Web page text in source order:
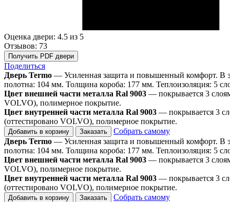
Оценка двери: 4.5 из 5
Отзывов: 73
Получить PDF двери
Поделиться
Дверь Termo — Усиленная защита и повышенный комфорт. В
полотна: 104 мм. Толщина короба: 177 мм. Теплоизоляция: 5
Цвет внешней части металла Ral 9003 — покрывается 3
VOLVO), полимерное покрытие.
Цвет внутренней части металла Ral 9003 — покрывается 3
(оттестировано VOLVO), полимерное покрытие.
Добавить в корзину Заказать
Собрать самому
Дверь Termo — Усиленная защита и повышенный комфорт. В
полотна: 104 мм. Толщина короба: 177 мм. Теплоизоляция: 5
Цвет внешней части металла Ral 9003 — покрывается 3
VOLVO), полимерное покрытие.
Цвет внутренней части металла Ral 9003 — покрывается 3
(оттестировано VOLVO), полимерное покрытие.
Добавить в корзину Заказать
Собрать самому